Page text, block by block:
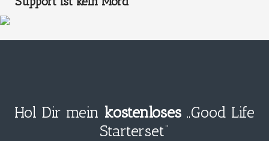
Hol Dir mein kostenloses „Good Life
Starterset“